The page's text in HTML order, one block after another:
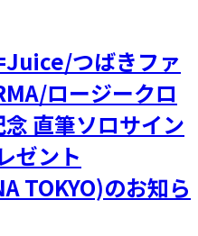
つばきファ
ロージークロ
直筆ソロサイン
ゼント
TOKYO)のお知ら